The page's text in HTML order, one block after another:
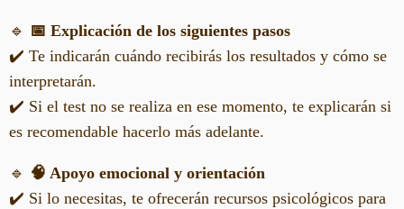
🔹 📅 Explicación de los siguientes pasos
✔️ Te indicarán cuándo recibirás los resultados y cómo se
interpretarán.
✔️ Si el test no se realiza en ese momento, te explicarán si
es recomendable hacerlo más adelante.
🔹 🧠 Apoyo emocional y orientación
✔️ Si lo necesitas, te ofrecerán recursos psicológicos para